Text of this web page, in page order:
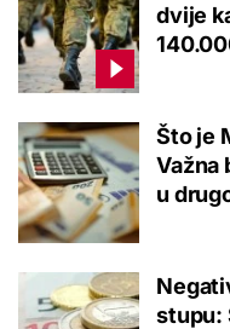
dvije
Što je
Važna
u
stupu: